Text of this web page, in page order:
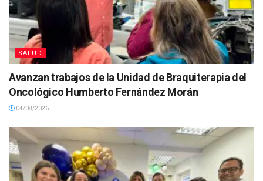
SALUD
Avanzan trabajos de la Unidad de Braquiterapia del
Oncológico Humberto Fernández Morán
04/08/2026